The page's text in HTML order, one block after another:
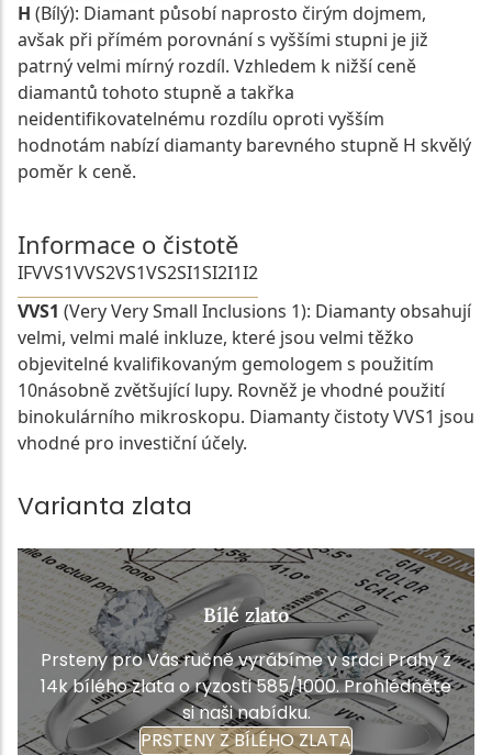
H (Bílý): Diamant působí naprosto čirým dojmem,
avšak při přímém porovnání s vyššími stupni je již
patrný velmi mírný rozdíl. Vzhledem k nižší ceně
diamantů tohoto stupně a takřka
neidentifikovatelnému rozdílu oproti vyšším
hodnotám nabízí diamanty barevného stupně H skvělý
poměr k ceně.
Informace o čistotě
IFVVS1VVS2VS1VS2SI1SI2I1I2
VVS1 (Very Very Small Inclusions 1): Diamanty obsahují
velmi, velmi malé inkluze, které jsou velmi těžko
objevitelné kvalifikovaným gemologem s použitím
10násobně zvětšující lupy. Rovněž je vhodné použití
binokulárního mikroskopu. Diamanty čistoty VVS1 jsou
vhodné pro investiční účely.
Varianta zlata
Bílé zlato
Prsteny pro Vás ručně vyrábíme v srdci Prahy z
14k bílého zlata o ryzosti 585/1000. Prohlédněte
si naši nabídku.
PRSTENY Z BÍLÉHO ZLATA